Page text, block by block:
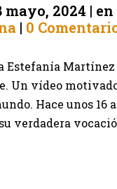
mayo, 2024 en
0
Estefanía
Un vídeo
Hace unos 16
verdadera